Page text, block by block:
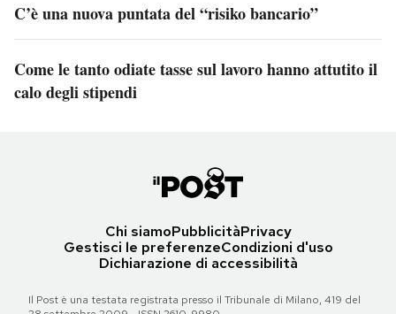
C’è una nuova puntata del “risiko bancario”
Come le tanto odiate tasse sul lavoro hanno attutito il
calo degli stipendi
Chi siamoPubblicitàPrivacy
Gestisci le preferenzeCondizioni d'uso
Dichiarazione di accessibilità
Il Post è una testata registrata presso il Tribunale di Milano, 419 del